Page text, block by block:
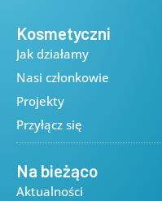
Kosmetyczni
Jak działamy
Nasi członkowie
Projekty
Przyłącz się
Na bieżąco
Aktualności